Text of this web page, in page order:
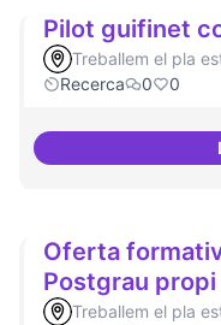
Pilot guifinet
Treballem el pla
Recerca
0 0
Oferta
Postgrau propi
Treballem el pla